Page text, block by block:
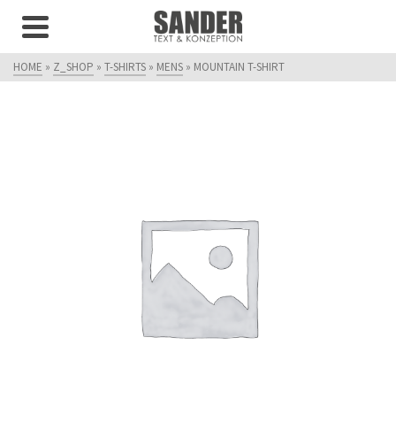
HOME » Z_SHOP » T-SHIRTS » MENS » MOUNTAIN T-SHIRT